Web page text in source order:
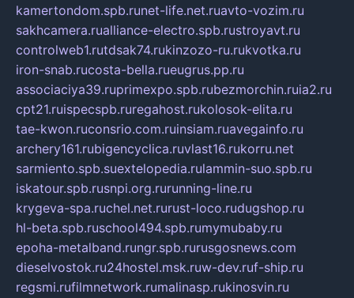
kamertondom.spb.runet-life.net.ruavto-vozim.ru
sakhcamera.rualliance-electro.spb.rustroyavt.ru
controlweb1.rutdsak74.rukinzozo-ru.rukvotka.ru
iron-snab.rucosta-bella.rueugrus.pp.ru
associaciya39.ruprimexpo.spb.rubezmorchin.ruia2.ru
cpt21.ruispecspb.ruregahost.rukolosok-elita.ru
tae-kwon.ruconsrio.com.ruinsiam.ruavegainfo.ru
archery161.rubigencyclica.ruvlast16.rukorru.net
sarmiento.spb.suextelopedia.rulammin-suo.spb.ru
iskatour.spb.rusnpi.org.rurunning-line.ru
krygeva-spa.ruchel.net.rurust-loco.rudugshop.ru
hl-beta.spb.ruschool494.spb.rumymubaby.ru
epoha-metalband.rungr.spb.rurusgosnews.com
dieselvostok.ru24hostel.msk.ruw-dev.ruf-ship.ru
regsmi.rufilmnetwork.rumalinasp.rukinosvin.ru